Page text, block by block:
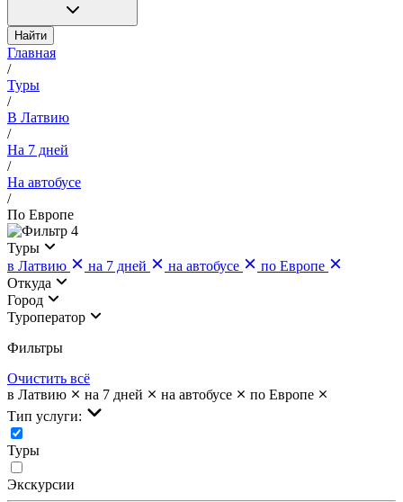
Найти
Главная
/
Туры
/
В Латвию
/
На 7 дней
/
На автобусе
/
По Европе
4
Туры
в Латвию
на 7 дней на автобусе
по Европе
Откуда
Город
Туроператор
Фильтры
Очистить всё
в Латвию
на 7 дней на автобусе
по Европе
Тип услуги:
Туры
Экскурсии